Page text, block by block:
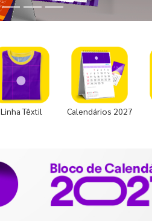
Linha Têxtil Calendários 2027